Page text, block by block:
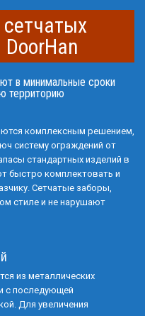
в минимальные сроки
территорию
комплексным решением,
систему ограждений от
стандартных изделий в
быстро комплектовать и
Сетчатые заборы,
стиле и не нарушают
из металлических
с последующей
Для увеличения